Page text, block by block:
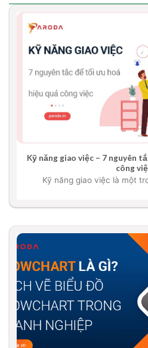
Kỹ năng giao việc – 7 nguyên
công
Kỹ năng giao việc là một